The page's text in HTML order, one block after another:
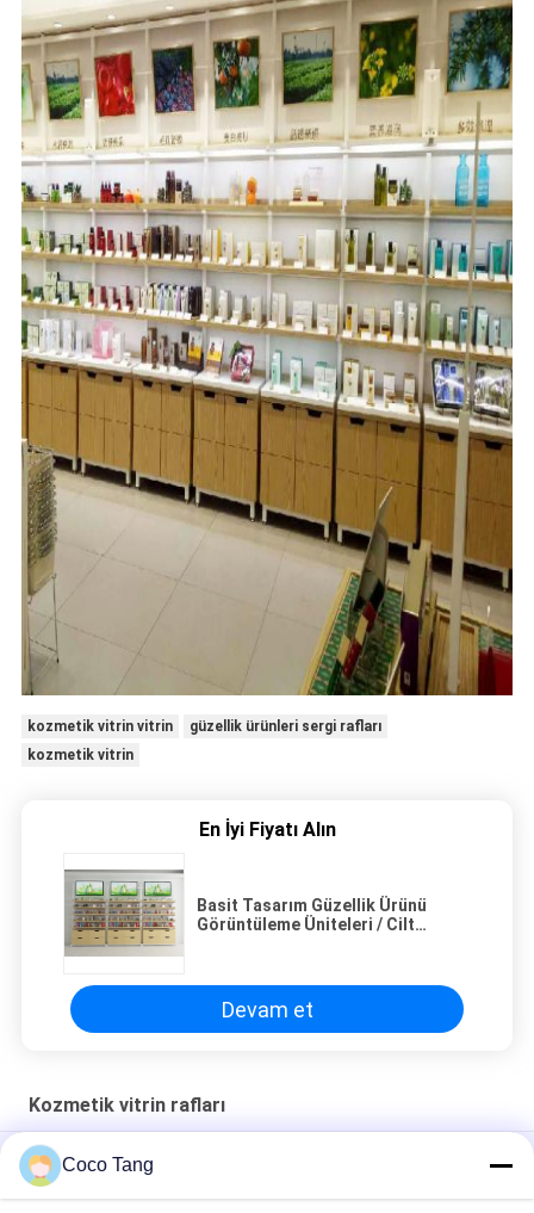
kozmetik vitrin vitrin
güzellik ürünleri sergi rafları
kozmetik vitrin
En İyi Fiyatı Alın
Basit Tasarım Güzellik Ürünü
Görüntüleme Üniteleri / Cilt
Devam et
Kozmetik vitrin rafları
Siyah Koku 110V 240V Kozmetik Raf Ekranı Kolay Montaj
ISO SGS Kozmetik Teşhir Rafları Lüks Koku Parfüm Dolabı
Coco Tang